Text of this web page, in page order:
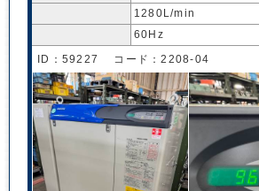
1280L/min
60Hz
ID：59227 コード：2208-04